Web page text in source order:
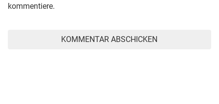
kommentiere.